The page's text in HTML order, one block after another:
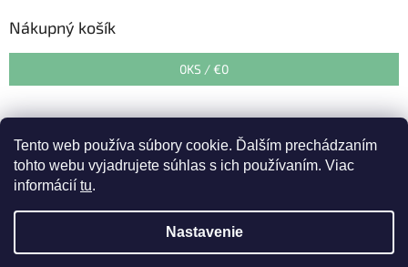
Tento web používa súbory cookie. Ďalším prechádzaním
tohto webu vyjadrujete súhlas s ich používaním. Viac
informácií tu.
Nastavenie
Nákupný košík
0KS / €0